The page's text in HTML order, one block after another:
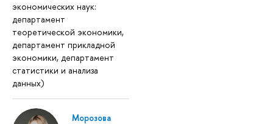
экономических наук:
департамент
теоретической экономики,
департамент прикладной
экономики, департамент
статистики и анализа
данных)
Морозова